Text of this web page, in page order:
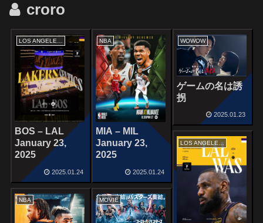
croro
LOS ANGELES LAKERS
BOS – LAL
January 23,
2025
2025.01.24
NBA
MIA – MIL
January 23,
2025
2025.01.24
WOWOW
ゲームの名は誘
拐
2025.01.23
LOS ANGELES LAKERS
NBA MOVIE